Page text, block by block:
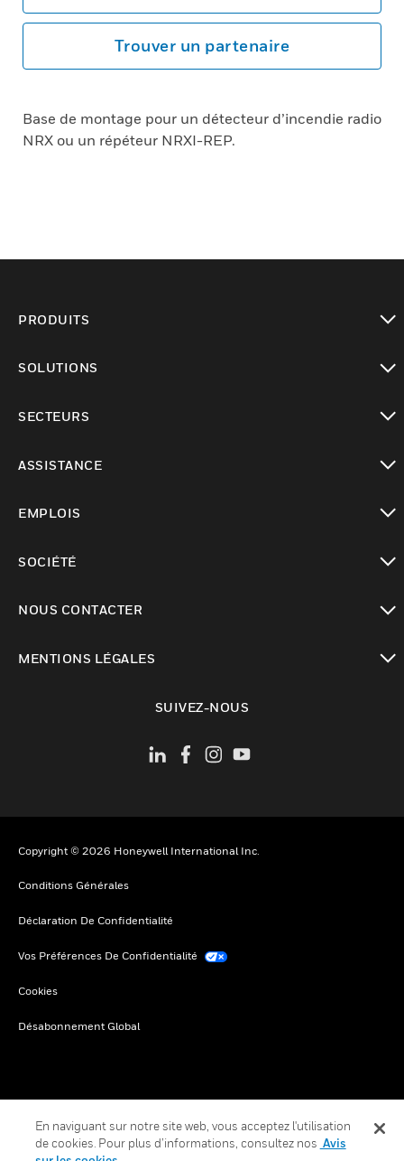
Trouver un partenaire
Base de montage pour un détecteur d’incendie radio
NRX ou un répéteur NRXI-REP.
PRODUITS
SOLUTIONS
SECTEURS
ASSISTANCE
EMPLOIS
SOCIÉTÉ
NOUS CONTACTER
MENTIONS LÉGALES
SUIVEZ-NOUS
Copyright © 2026 Honeywell International Inc.
Conditions Générales
Déclaration De Confidentialité
Vos Préférences De Confidentialité
Cookies
Désabonnement Global
En naviguant sur notre site web, vous acceptez l'utilisation
de cookies. Pour plus d’informations, consultez nos Avis